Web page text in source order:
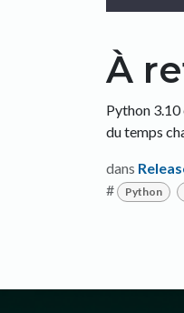
À
Python 3.10
du temps
dans
#
Python